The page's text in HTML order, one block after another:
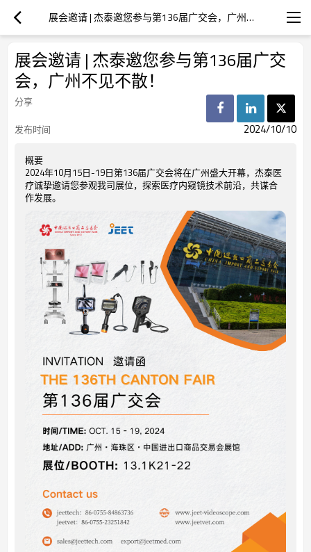
展会邀请 | 杰泰邀您参与第136届广交会，广州不见不散！
展会邀请 | 杰泰邀您参与第136届广交
会，广州不见不散！
分享
发布时间
2024/10/10
概要
2024年10月15日-19日第136届广交会将在广州盛大开幕，杰泰医
疗诚挚邀请您参观我司展位，探索医疗内窥镜技术前沿，共谋合
作发展。